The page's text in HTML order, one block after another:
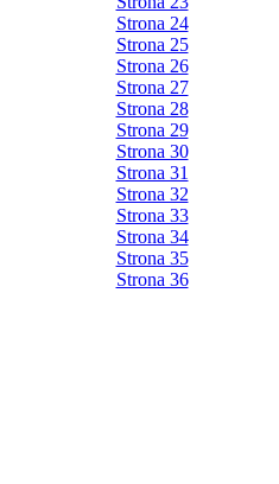
Strona 24
Strona 25
Strona 26
Strona 27
Strona 28
Strona 29
Strona 30
Strona 31
Strona 32
Strona 33
Strona 34
Strona 35
Strona 36